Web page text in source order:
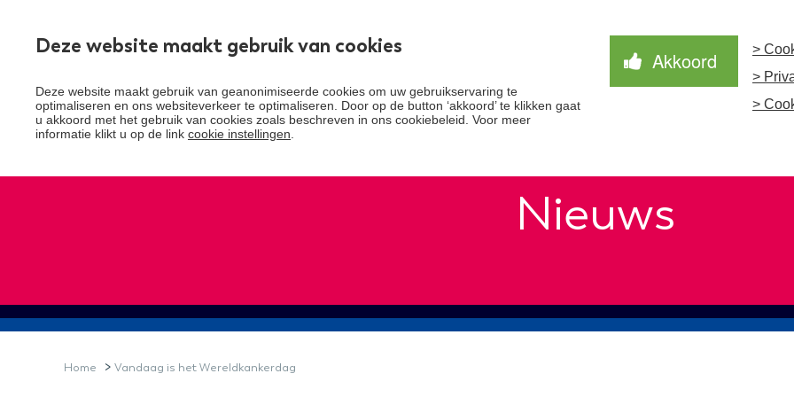
Deze website maakt gebruik van cookies
Deze website maakt gebruik van geanonimiseerde cookies om uw gebruikservaring te
optimaliseren en ons websiteverkeer te optimaliseren. Door op de button ‘akkoord’ te klikken gaat
u akkoord met het gebruik van cookies zoals beschreven in ons cookiebeleid. Voor meer
informatie klikt u op de link cookie instellingen
Akkoord
>
>
>
Nieuws
Nieuws
Home > Vandaag is het Wereldkankerdag